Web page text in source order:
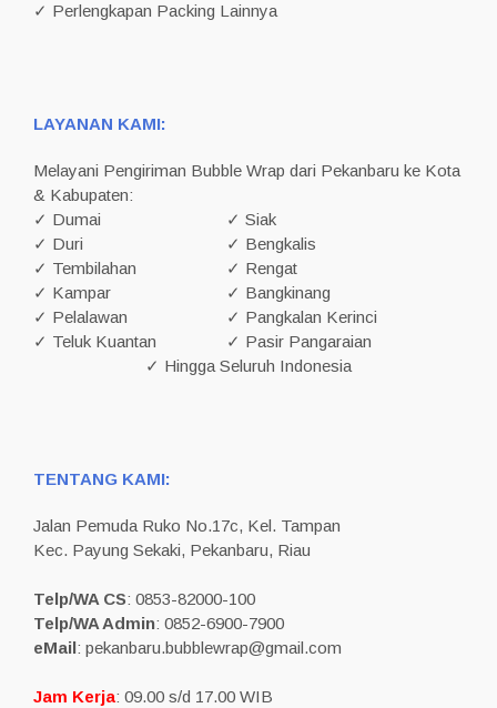
✓ Perlengkapan Packing Lainnya
LAYANAN KAMI:
Melayani Pengiriman Bubble Wrap dari Pekanbaru ke Kota
& Kabupaten:
✓ Dumai
✓ Siak
✓ Duri
✓ Bengkalis
✓ Tembilahan
✓ Rengat
✓ Kampar
✓ Bangkinang
✓ Pelalawan
✓ Pangkalan Kerinci
✓ Teluk Kuantan
✓ Pasir Pangaraian
✓ Hingga Seluruh Indonesia
TENTANG KAMI:
Jalan Pemuda Ruko No.17c, Kel. Tampan
Kec. Payung Sekaki, Pekanbaru, Riau
Telp/WA CS: 0853-82000-100
Telp/WA Admin: 0852-6900-7900
eMail: pekanbaru.bubblewrap@gmail.com
Jam Kerja: 09.00 s/d 17.00 WIB